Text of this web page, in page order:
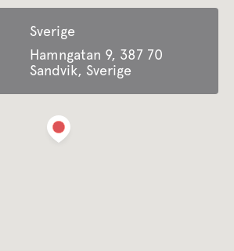
Sverige
Hamngatan 9, 387 70
Sandvik, Sverige